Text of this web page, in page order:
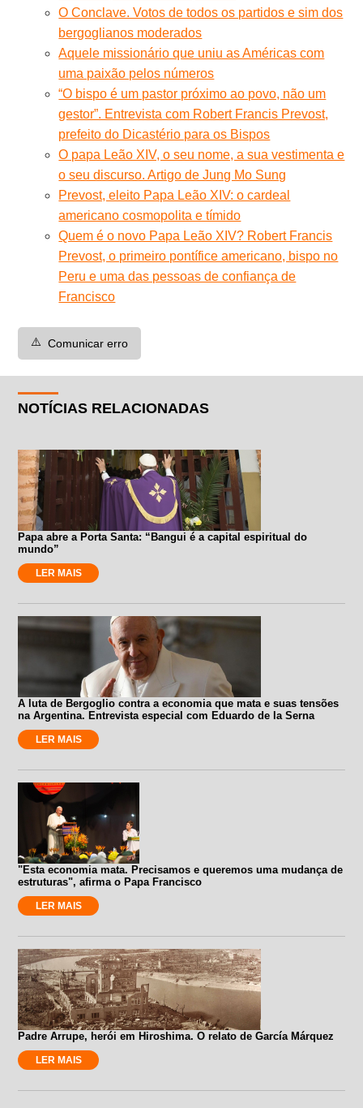
O Conclave. Votos de todos os partidos e sim dos
bergoglianos moderados
Aquele missionário que uniu as Américas com
uma paixão pelos números
“O bispo é um pastor próximo ao povo, não um
gestor”. Entrevista com Robert Francis Prevost,
prefeito do Dicastério para os Bispos
O papa Leão XIV, o seu nome, a sua vestimenta e
o seu discurso. Artigo de Jung Mo Sung
Prevost, eleito Papa Leão XIV: o cardeal
americano cosmopolita e tímido
Quem é o novo Papa Leão XIV? Robert Francis
Prevost, o primeiro pontífice americano, bispo no
Peru e uma das pessoas de confiança de
Francisco
⚠️ Comunicar erro
NOTÍCIAS RELACIONADAS
Papa abre a Porta Santa: “Bangui é a capital espiritual do
mundo”
LER MAIS
A luta de Bergoglio contra a economia que mata e suas tensões
na Argentina. Entrevista especial com Eduardo de la Serna
LER MAIS
"Esta economia mata. Precisamos e queremos uma mudança de
estruturas", afirma o Papa Francisco
LER MAIS
Padre Arrupe, herói em Hiroshima. O relato de García Márquez
LER MAIS